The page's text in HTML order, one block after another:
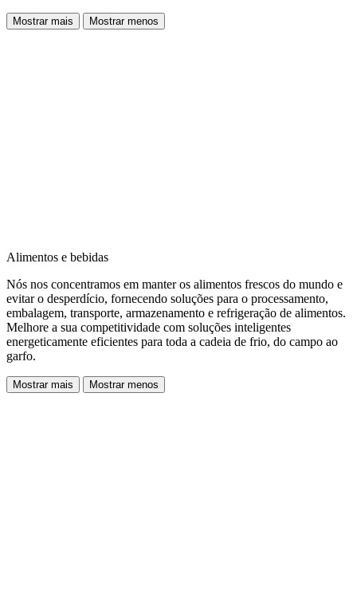
Mostrar mais Mostrar menos
Alimentos e bebidas
Nós nos concentramos em manter os alimentos frescos do mundo e
evitar o desperdício, fornecendo soluções para o processamento,
embalagem, transporte, armazenamento e refrigeração de alimentos.
Melhore a sua competitividade com soluções inteligentes
energeticamente eficientes para toda a cadeia de frio, do campo ao
garfo.
Mostrar mais Mostrar menos